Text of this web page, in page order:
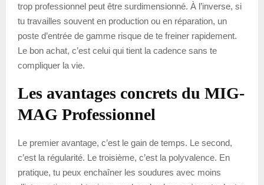
trop professionnel peut être surdimensionné. À l’inverse, si
tu travailles souvent en production ou en réparation, un
poste d’entrée de gamme risque de te freiner rapidement.
Le bon achat, c’est celui qui tient la cadence sans te
compliquer la vie.
Les avantages concrets du MIG-
MAG Professionnel
Le premier avantage, c’est le gain de temps. Le second,
c’est la régularité. Le troisième, c’est la polyvalence. En
pratique, tu peux enchaîner les soudures avec moins